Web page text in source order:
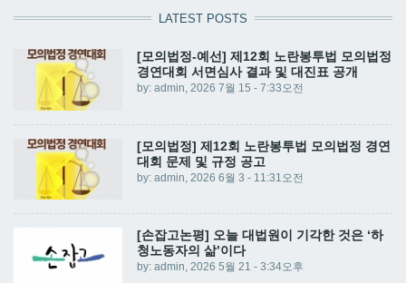
LATEST POSTS
[모의법정-예선] 제12회 노란봉투법 모의법정
경연대회 서면심사 결과 및 대진표 공개
by: admin, 2026 7월 15 - 7:33오전
[모의법정] 제12회 노란봉투법 모의법정 경연
대회 문제 및 규정 공고
by: admin, 2026 6월 3 - 11:31오전
[손잡고논평] 오늘 대법원이 기각한 것은 ‘하
청노동자의 삶’이다
by: admin, 2026 5월 21 - 3:34오후